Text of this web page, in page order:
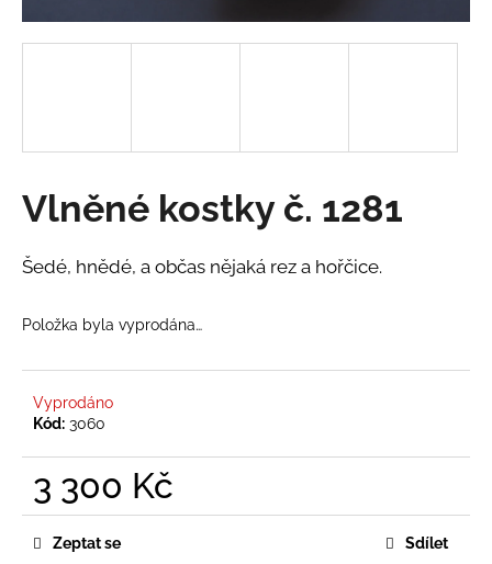
Vlněné kostky č. 1281
Šedé, hnědé, a občas nějaká rez a hořčice.
Položka byla vyprodána…
Vyprodáno
Kód: 3060
3 300 Kč
Měrná
cena:
Zeptat se Sdílet
a
o
p
o
u